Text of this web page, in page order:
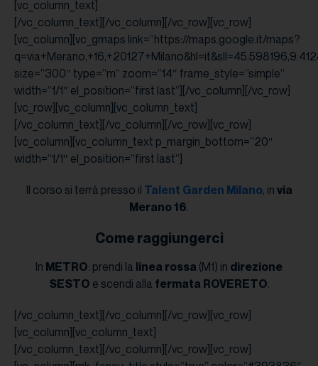
[vc_column_text]
[/vc_column_text][/vc_column][/vc_row][vc_row]
[vc_column][vc_gmaps link=”https://maps.google.it/maps?
size=”300″ type=”m” zoom=”14″ frame_style=”simple”
width=”1/1″ el_position=”first last”][/vc_column][/vc_row]
[vc_row][vc_column][vc_column_text]
[/vc_column_text][/vc_column][/vc_row][vc_row]
[vc_column][vc_column_text p_margin_bottom=”20″
width=”1/1″ el_position=”first last”]
Il corso si terrà presso il Talent Garden Milano, in via
Merano 16.
Come raggiungerci
In METRO: prendi la linea rossa (M1) in direzione
SESTO e scendi alla fermata ROVERETO.
[/vc_column_text][/vc_column][/vc_row][vc_row]
[vc_column][vc_column_text]
[/vc_column_text][/vc_column][/vc_row][vc_row]